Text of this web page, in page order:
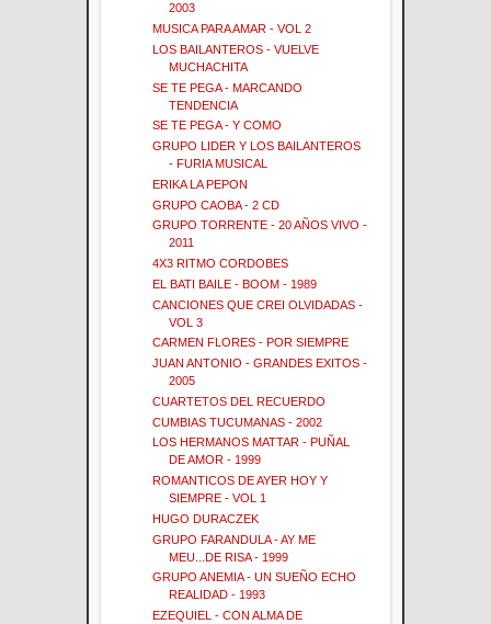
2003
MUSICA PARA AMAR - VOL 2
LOS BAILANTEROS - VUELVE
MUCHACHITA
SE TE PEGA - MARCANDO
TENDENCIA
SE TE PEGA - Y COMO
GRUPO LIDER Y LOS BAILANTEROS
- FURIA MUSICAL
ERIKA LA PEPON
GRUPO CAOBA - 2 CD
GRUPO TORRENTE - 20 AÑOS VIVO -
2011
4X3 RITMO CORDOBES
EL BATI BAILE - BOOM - 1989
CANCIONES QUE CREI OLVIDADAS -
VOL 3
CARMEN FLORES - POR SIEMPRE
JUAN ANTONIO - GRANDES EXITOS -
2005
CUARTETOS DEL RECUERDO
CUMBIAS TUCUMANAS - 2002
LOS HERMANOS MATTAR - PUÑAL
DE AMOR - 1999
ROMANTICOS DE AYER HOY Y
SIEMPRE - VOL 1
HUGO DURACZEK
GRUPO FARANDULA - AY ME
MEU...DE RISA - 1999
GRUPO ANEMIA - UN SUEÑO ECHO
REALIDAD - 1993
EZEQUIEL - CON ALMA DE